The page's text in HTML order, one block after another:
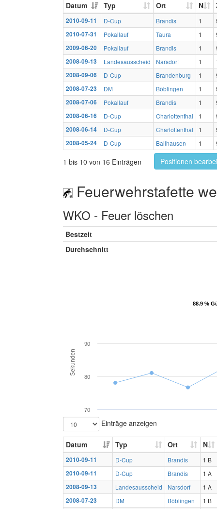
Datum Typ Ort N
2010-09-11 D-Cup Brandis 1
2010-07-31
Pokallauf Taura 1
2009-06-20
Pokallauf Brandis 1
2008-09-13
Landesausscheid Narsdorf 1
2008-09-06
D-Cup Brandenburg 1
2008-07-23
DM Böblingen 1
2008-07-06
Pokallauf Brandis 1
2008-06-16
D-Cup Charlottenthal 1
2008-06-14
D-Cup Charlottenthal 1
2008-05-24
D-Cup Ballhausen 1
1 bis 10 von 16 Einträgen Positionen
Feuerwehrstafette
WKO - Feuer löschen
Bestzeit
Durchschnitt
88.9 %
88.9 %
Sekunden
70
80
90
Einträge anzeigen
Datum Typ Ort N
2010-09-11 D-Cup Brandis
1 B
2010-09-11
D-Cup Brandis
1 A
2008-09-13
Landesausscheid Narsdorf
1 A
2008-07-23
DM Böblingen
1 B